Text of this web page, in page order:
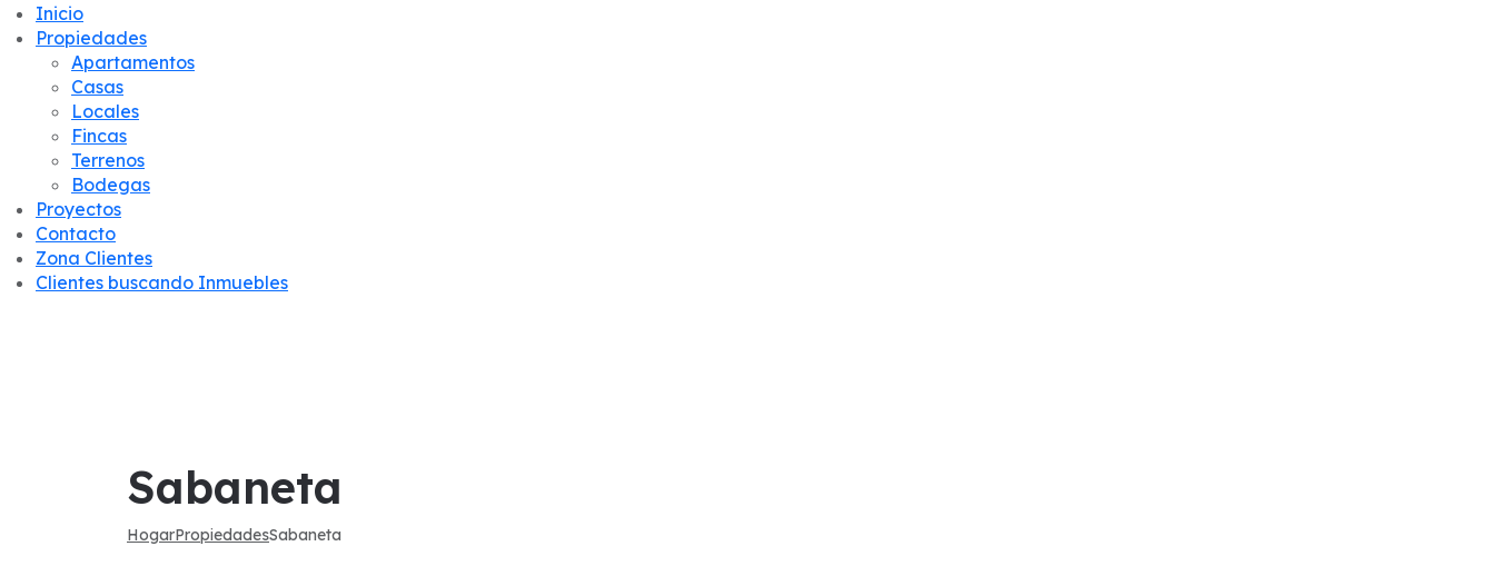
Inicio
Propiedades
Apartamentos
Casas
Locales
Fincas
Terrenos
Bodegas
Proyectos
Contacto
Zona Clientes
Clientes buscando Inmuebles
Sabaneta
HogarPropiedadesSabaneta